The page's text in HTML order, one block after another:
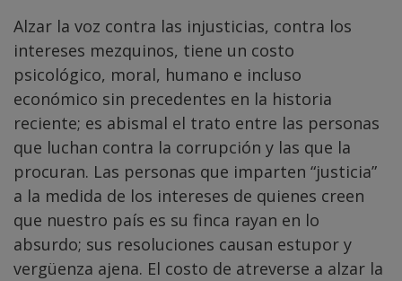
Alzar la voz contra las injusticias, contra los
intereses mezquinos, tiene un costo
psicológico, moral, humano e incluso
económico sin precedentes en la historia
reciente; es abismal el trato entre las personas
que luchan contra la corrupción y las que la
procuran. Las personas que imparten “justicia”
a la medida de los intereses de quienes creen
que nuestro país es su finca rayan en lo
absurdo; sus resoluciones causan estupor y
vergüenza ajena. El costo de atreverse a alzar la